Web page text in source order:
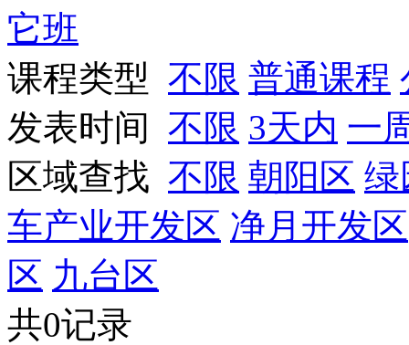
它班
课程类型 不限 普通课程
发表时间 不限 3天内 一
区域查找 不限 朝阳区 绿
车产业开发区 净月开发区
区 九台区
共0记录